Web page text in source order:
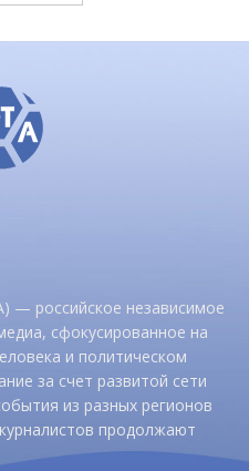
— российское независимое
сфокусированное на
и политическом
за счет развитой сети
из разных регионов
продолжают